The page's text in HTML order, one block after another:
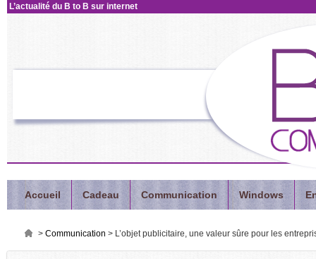
L’actualité du B to B sur internet
Accueil Cadeau Communication Windows
> Communication > L’objet publicitaire, une valeur sûre pour les